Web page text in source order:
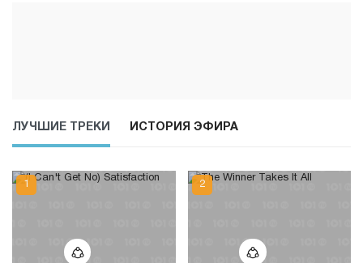
ЛУЧШИЕ ТРЕКИ ИСТОРИЯ ЭФИРА